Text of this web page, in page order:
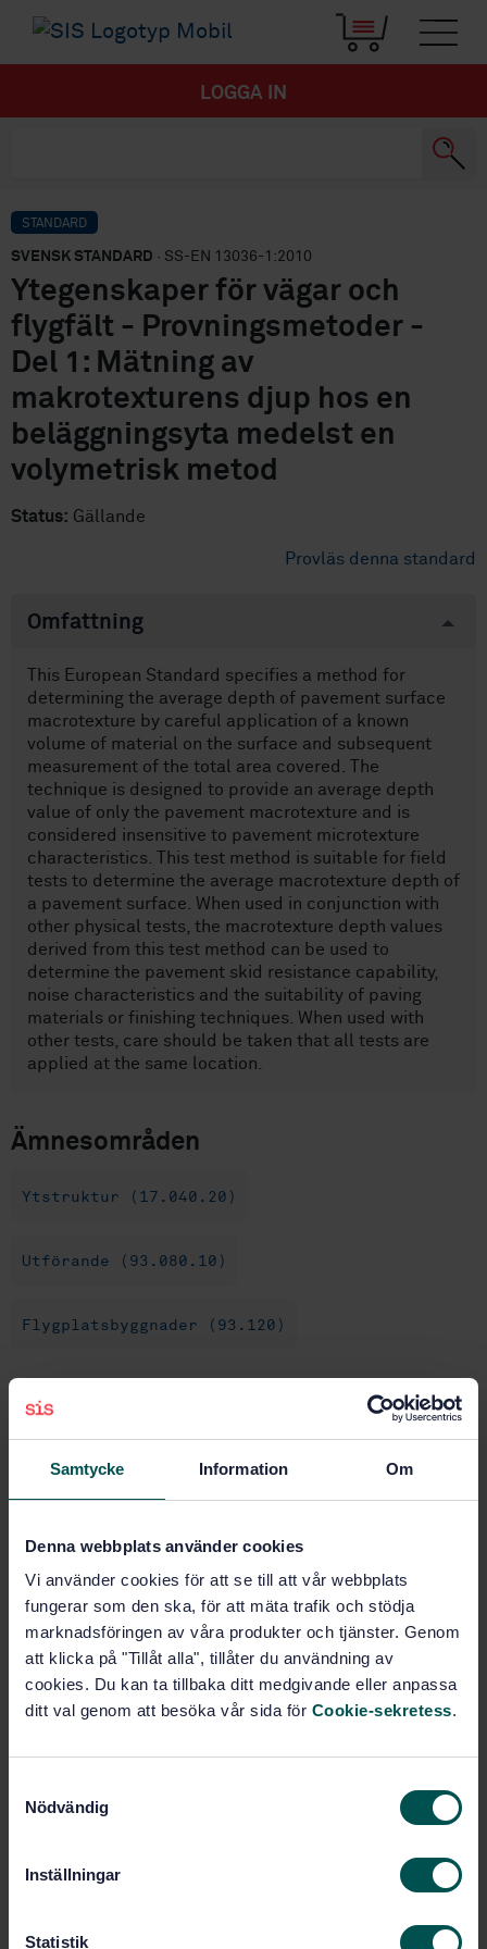
Samtycke Information Om
Denna webbplats använder cookies
Vi använder cookies för att se till att vår webbplats
fungerar som den ska, för att mäta trafik och stödja
marknadsföringen av våra produkter och tjänster. Genom
att klicka på "Tillåt alla", tillåter du användning av
cookies. Du kan ta tillbaka ditt medgivande eller anpassa
ditt val genom att besöka vår sida för Cookie-sekretess.
Nödvändig
Inställningar
Statistik
LOGGA IN
STANDARD
SVENSK STANDARD · SS-EN 13036-1:2010
Ytegenskaper för vägar och
flygfält - Provningsmetoder -
Del 1: Mätning av
makrotexturens djup hos en
beläggningsyta medelst en
volymetrisk metod
Status: Gällande
Provläs denna standard
Omfattning
This European Standard specifies a method for
determining the average depth of pavement surface
macrotexture by careful application of a known
volume of material on the surface and subsequent
measurement of the total area covered. The
technique is designed to provide an average depth
value of only the pavement macrotexture and is
considered insensitive to pavement microtexture
characteristics. This test method is suitable for field
tests to determine the average macrotexture depth of
a pavement surface. When used in conjunction with
other physical tests, the macrotexture depth values
derived from this test method can be used to
determine the pavement skid resistance capability,
noise characteristics and the suitability of paving
materials or finishing techniques. When used with
other tests, care should be taken that all tests are
applied at the same location.
Ämnesområden
Ytstruktur (17.040.20)
Utförande (93.080.10)
Flygplatsbyggnader (93.120)
Köp denna standard
STANDARD
Provningsmetoder - Del 1: Mätning av makrotexturens
metod
Prenumerera på standarden - Läs mer
Pris:789 SEK
Lägg i varukorgen
Fler alternativ
Produktinformation